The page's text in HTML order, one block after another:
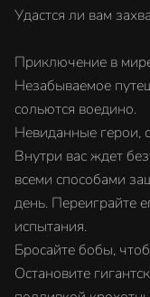
Удастся ли вам
Приключение в
Незабываемое
сольются воедино.
Невиданные герои,
Внутри вас ждет
всеми способами
день. Переиграйте
испытания.
Бросайте бобы,
Остановите